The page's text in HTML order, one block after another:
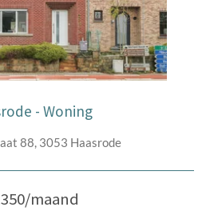
- Woning
88, 3053 Haasrode
maand